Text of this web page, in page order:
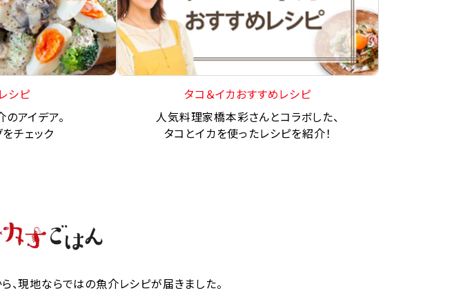
シピ
アイデア。
チェック
タコ＆イカおすすめレシピ
人気料理家橋本彩さんとコラボした、
タコとイカを使ったレシピを紹介！
現地ならではの魚介レシピが届きました。